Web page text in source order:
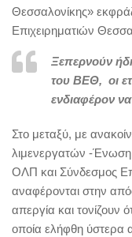
Θεσσαλονίκης»
Επιχειρηματιών
Ξεπερνούν
του ΒΕΘ, οι
ενδιαφέρον
Στο μεταξύ, με
λιμενεργατών -
ΟΛΠ και Σύνδεσμος
αναφέρονται στην
απεργία και τονίζουν
οποία ελήφθη ύστερα